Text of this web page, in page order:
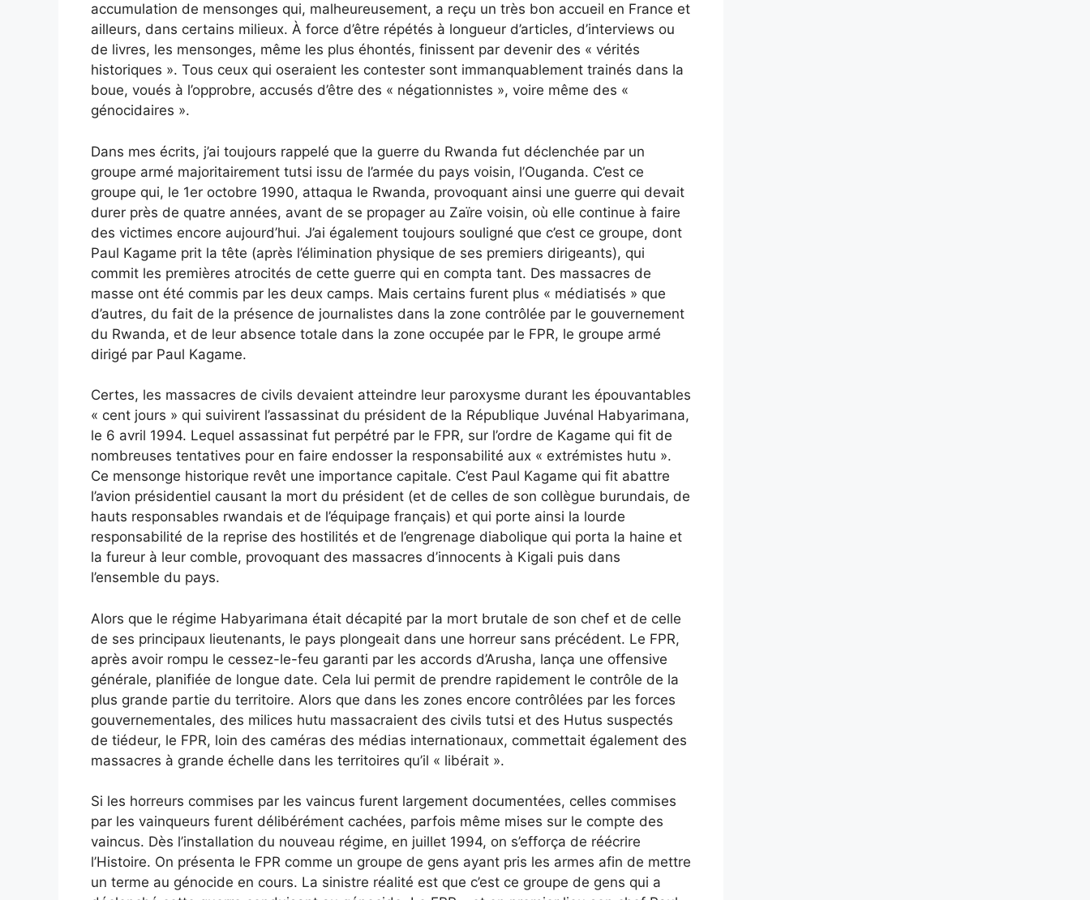
accumulation de mensonges qui, malheureusement, a reçu un très bon accueil en France et
ailleurs, dans certains milieux. À force d’être répétés à longueur d’articles, d’interviews ou
de livres, les mensonges, même les plus éhontés, finissent par devenir des « vérités
historiques ». Tous ceux qui oseraient les contester sont immanquablement trainés dans la
boue, voués à l’opprobre, accusés d’être des « négationnistes », voire même des «
génocidaires ».
Dans mes écrits, j’ai toujours rappelé que la guerre du Rwanda fut déclenchée par un
groupe armé majoritairement tutsi issu de l’armée du pays voisin, l’Ouganda. C’est ce
groupe qui, le 1er octobre 1990, attaqua le Rwanda, provoquant ainsi une guerre qui devait
durer près de quatre années, avant de se propager au Zaïre voisin, où elle continue à faire
des victimes encore aujourd’hui. J’ai également toujours souligné que c’est ce groupe, dont
Paul Kagame prit la tête (après l’élimination physique de ses premiers dirigeants), qui
commit les premières atrocités de cette guerre qui en compta tant. Des massacres de
masse ont été commis par les deux camps. Mais certains furent plus « médiatisés » que
d’autres, du fait de la présence de journalistes dans la zone contrôlée par le gouvernement
du Rwanda, et de leur absence totale dans la zone occupée par le FPR, le groupe armé
dirigé par Paul Kagame.
Certes, les massacres de civils devaient atteindre leur paroxysme durant les épouvantables
« cent jours » qui suivirent l’assassinat du président de la République Juvénal Habyarimana,
le 6 avril 1994. Lequel assassinat fut perpétré par le FPR, sur l’ordre de Kagame qui fit de
nombreuses tentatives pour en faire endosser la responsabilité aux « extrémistes hutu ».
Ce mensonge historique revêt une importance capitale. C’est Paul Kagame qui fit abattre
l’avion présidentiel causant la mort du président (et de celles de son collègue burundais, de
hauts responsables rwandais et de l’équipage français) et qui porte ainsi la lourde
responsabilité de la reprise des hostilités et de l’engrenage diabolique qui porta la haine et
la fureur à leur comble, provoquant des massacres d’innocents à Kigali puis dans
l’ensemble du pays.
Alors que le régime Habyarimana était décapité par la mort brutale de son chef et de celle
de ses principaux lieutenants, le pays plongeait dans une horreur sans précédent. Le FPR,
après avoir rompu le cessez-le-feu garanti par les accords d’Arusha, lança une offensive
générale, planifiée de longue date. Cela lui permit de prendre rapidement le contrôle de la
plus grande partie du territoire. Alors que dans les zones encore contrôlées par les forces
gouvernementales, des milices hutu massacraient des civils tutsi et des Hutus suspectés
de tiédeur, le FPR, loin des caméras des médias internationaux, commettait également des
massacres à grande échelle dans les territoires qu’il « libérait ».
Si les horreurs commises par les vaincus furent largement documentées, celles commises
par les vainqueurs furent délibérément cachées, parfois même mises sur le compte des
vaincus. Dès l’installation du nouveau régime, en juillet 1994, on s’efforça de réécrire
l’Histoire. On présenta le FPR comme un groupe de gens ayant pris les armes afin de mettre
un terme au génocide en cours. La sinistre réalité est que c’est ce groupe de gens qui a